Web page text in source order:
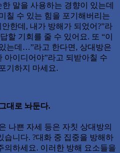
말을 사용하는 경향이 있는데
칠 수 있는 힘을 포기해버리는
한데, 내가 방해가 되었어?”라
할 기회를 줄 수 있어요. 또 “이
는데…”라고 한다면, 상대방은
아이디어야”라고 되받아칠 수
기하지 마세요.
대로 놔둔다.
나쁜 자세 등은 자칫 상대방의
습니다. ?대화 중 집중을 방해하
의하세요. 이러한 방해 요소들을